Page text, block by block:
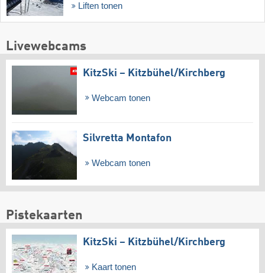
Liften tonen
Livewebcams
KitzSki – Kitzbühel/​Kirchberg
Webcam tonen
Silvretta Montafon
Webcam tonen
Pistekaarten
KitzSki – Kitzbühel/​Kirchberg
Kaart tonen